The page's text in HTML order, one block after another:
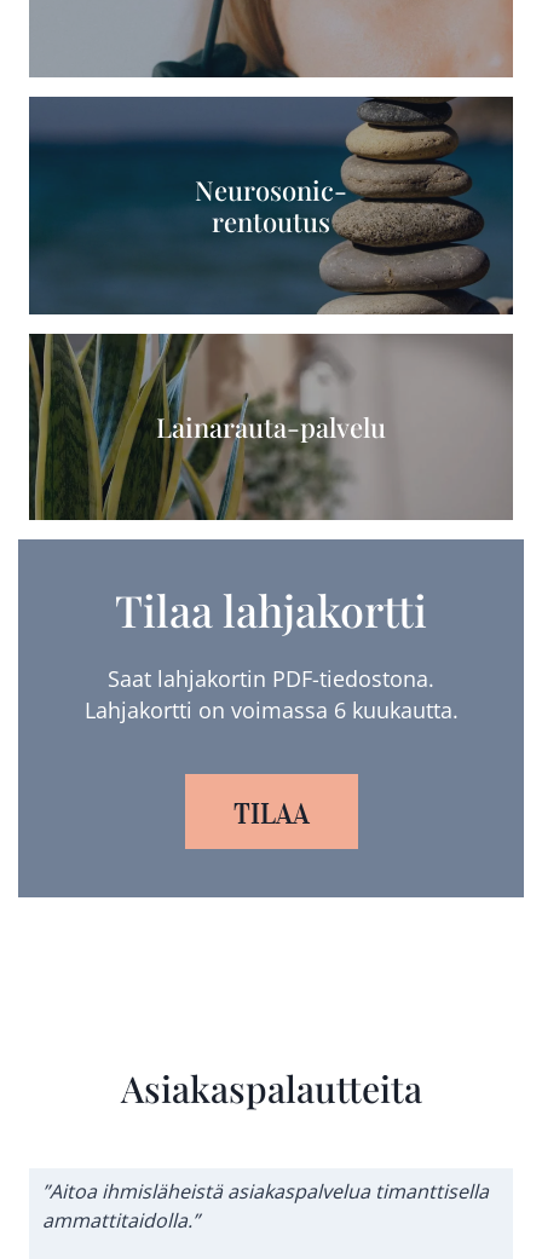
Neurosonic-
rentoutus
Lainarauta-palvelu
Tilaa lahjakortti
Saat lahjakortin PDF-tiedostona.
Lahjakortti on voimassa 6 kuukautta.
TILAA
Asiakas­palautteita
”Aitoa ihmisläheistä asiakaspalvelua timanttisella
ammattitaidolla.”